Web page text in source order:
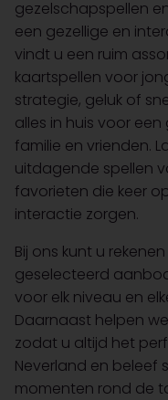
gezelschapspellen
een gezellige en
vindt u een ruim
kaartspellen voor
strategie, geluk of
alles in huis voor
familie en vrienden.
uitdagende spellen
favorieten die keer
interactie zorgen.
Bij ons kunt u
geselecteerd
voor elk niveau en
Daarnaast helpen
zodat u altijd het
Neverland en beleef
momenten rond de